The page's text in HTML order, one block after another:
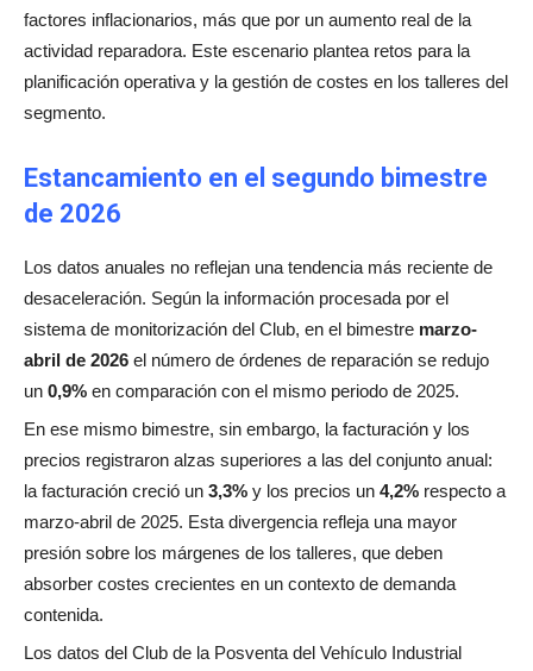
factores inflacionarios, más que por un aumento real de la
actividad reparadora. Este escenario plantea retos para la
planificación operativa y la gestión de costes en los talleres del
segmento.
Estancamiento en el segundo bimestre
de 2026
Los datos anuales no reflejan una tendencia más reciente de
desaceleración. Según la información procesada por el
sistema de monitorización del Club, en el bimestre marzo-
abril de 2026 el número de órdenes de reparación se redujo
un 0,9% en comparación con el mismo periodo de 2025.
En ese mismo bimestre, sin embargo, la facturación y los
precios registraron alzas superiores a las del conjunto anual:
la facturación creció un 3,3% y los precios un 4,2% respecto a
marzo-abril de 2025. Esta divergencia refleja una mayor
presión sobre los márgenes de los talleres, que deben
absorber costes crecientes en un contexto de demanda
contenida.
Los datos del Club de la Posventa del Vehículo Industrial